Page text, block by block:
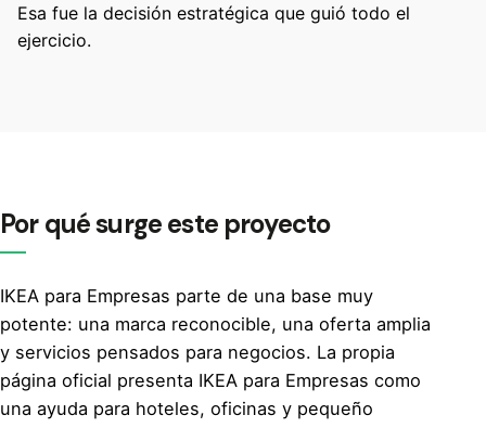
Esa fue la decisión estratégica que guió todo el
ejercicio.
Por qué surge este proyecto
IKEA para Empresas parte de una base muy
potente: una marca reconocible, una oferta amplia
y servicios pensados para negocios. La propia
página oficial presenta IKEA para Empresas como
una ayuda para hoteles, oficinas y pequeño